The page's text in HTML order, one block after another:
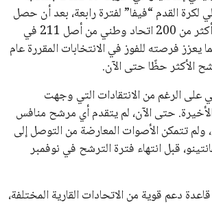
مستثمر هندي بريطاني يسعى لامتلاك حصة
في نادي ليفربول الرياضي
تحقق من قهوتك المغشوشة 7 علامات تدل
على جودتها قبل أول رشفة
خالد فؤاد 18 يوليو 2026